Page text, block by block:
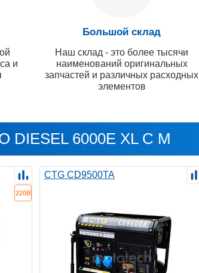
и
Большой склад
Наш склад - это более тысячи
наименований оригинальных
запчастей и различных расходных
элементов
DIESEL 6000E XL C M
220В
CTG CD9500TA